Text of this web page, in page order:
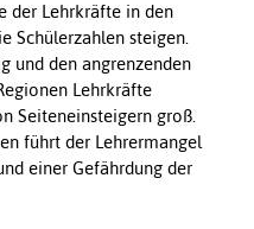
der Lehrkräfte in den
Schülerzahlen steigen.
und den angrenzenden
Lehrkräfte
Seiteneinsteigern groß.
führt der Lehrermangel
einer Gefährdung der